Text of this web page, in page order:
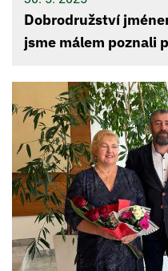
Dobrodružství
jsme málem poznali